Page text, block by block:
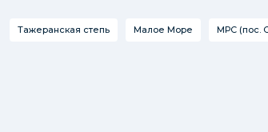
Тажеранская степь Малое Море МРС (пос.